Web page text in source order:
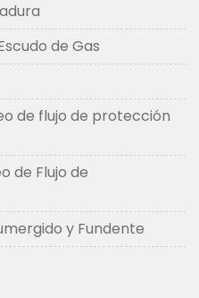
de Gas
de flujo de protección
de Flujo de
y Fundente